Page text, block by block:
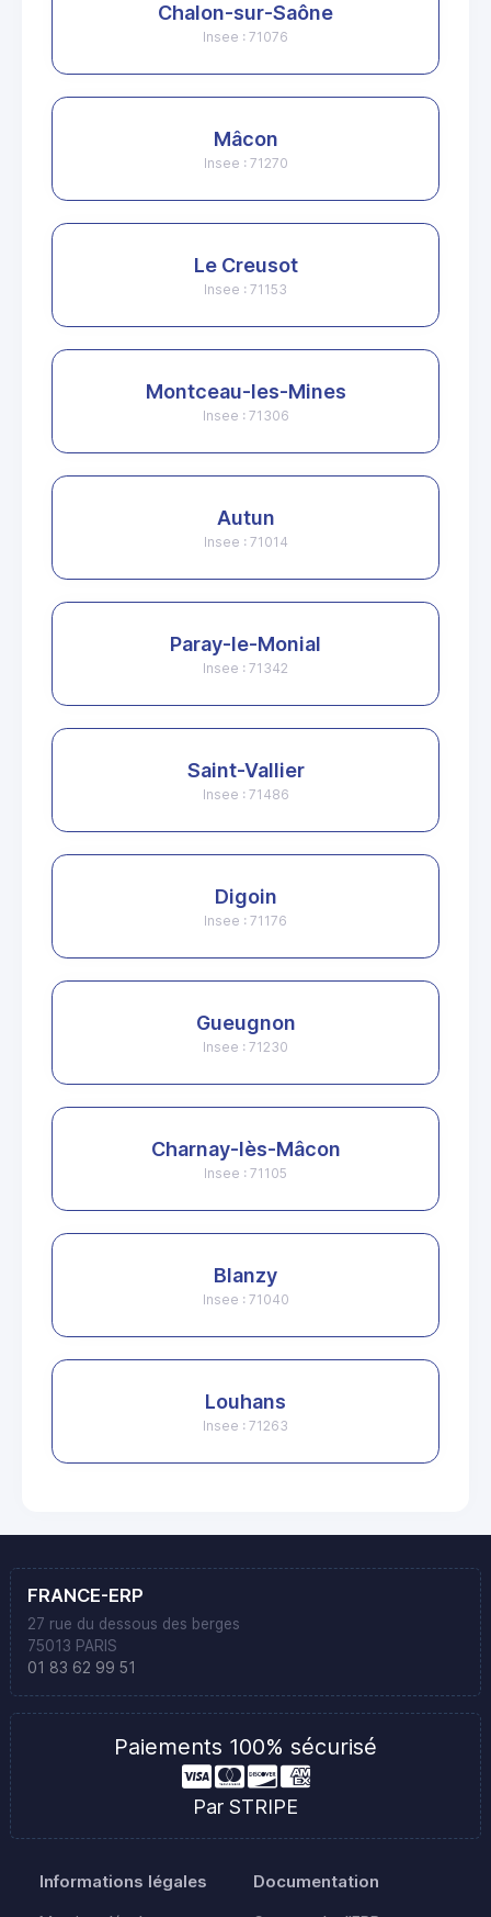
Chalon-sur-Saône
Insee : 71076
Mâcon
Insee : 71270
Le Creusot
Insee : 71153
Montceau-les-Mines
Insee : 71306
Autun
Insee : 71014
Paray-le-Monial
Insee : 71342
Saint-Vallier
Insee : 71486
Digoin
Insee : 71176
Gueugnon
Insee : 71230
Charnay-lès-Mâcon
Insee : 71105
Blanzy
Insee : 71040
Louhans
Insee : 71263
FRANCE-ERP
27 rue du dessous des berges
75013 PARIS
01 83 62 99 51
Paiements 100% sécurisé
Par STRIPE
Informations légales Documentation